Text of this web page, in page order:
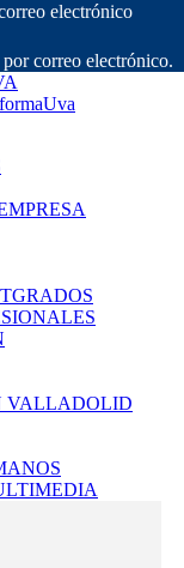
electrónico
correo electrónico.
VALLADOLID